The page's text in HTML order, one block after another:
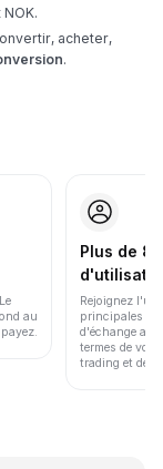
acheter,
.
au
Plus de
Rejoignez
principales
d'échange au
termes de
trading et de